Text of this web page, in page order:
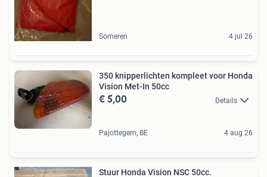
Someren 4 jul 26
350 knipperlichten kompleet voor Honda
Vision Met-In 50cc
€ 5,00 Details
Pajottegem, BE 4 aug 26
Stuur Honda Vision NSC 50cc.